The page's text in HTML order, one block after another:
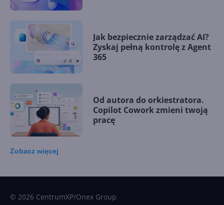
Jak bezpiecznie zarządzać AI?
Zyskaj pełną kontrolę z Agent
365
Od autora do orkiestratora.
Copilot Cowork zmieni twoją
pracę
Zobacz więcej
© 2026 CentrumXP/Onex Group